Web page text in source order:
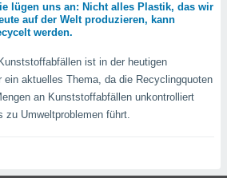
lügen uns an: Nicht alles Plastik, das wir
auf der Welt produzieren, kann
werden.
ist in der heutigen
aktuelles Thema, da die Recyclingquoten
an Kunststoffabfällen unkontrolliert
zu Umweltproblemen führt.